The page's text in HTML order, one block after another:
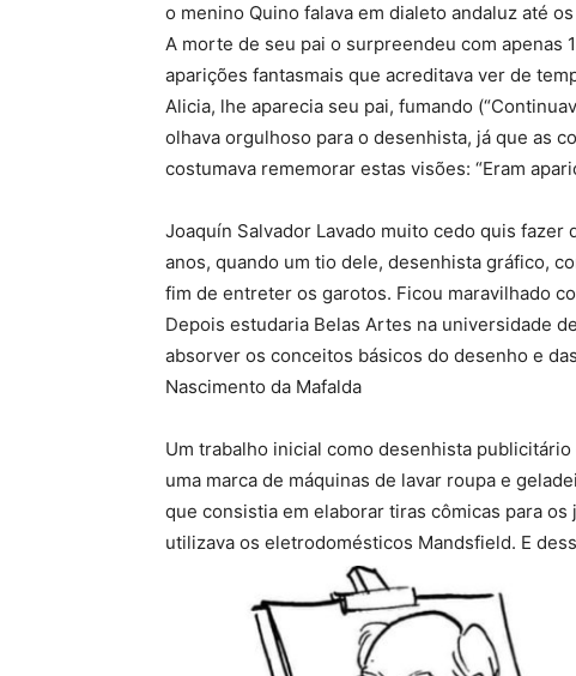
o menino Quino falava em dialeto andaluz até
A morte de seu pai o surpreendeu com apenas
aparições fantasmais que acreditava ver de
Alicia, lhe aparecia seu pai, fumando
olhava orgulhoso para o desenhista, já que as
costumava rememorar estas visões: “Eram
Joaquín Salvador Lavado muito cedo quis
anos, quando um tio dele, desenhista gráfico,
fim de entreter os garotos. Ficou maravilhado
Depois estudaria Belas Artes na universidade
absorver os conceitos básicos do desenho e
Nascimento da Mafalda
Um trabalho inicial como desenhista
uma marca de máquinas de lavar roupa e
que consistia em elaborar tiras cômicas para
utilizava os eletrodomésticos Mandsfield. E